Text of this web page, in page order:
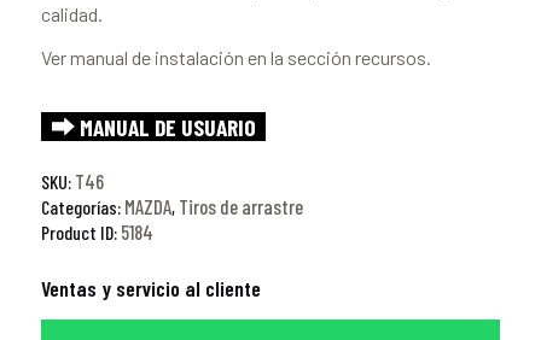
calidad.
Ver manual de instalación en la sección recursos.
⮕ MANUAL DE USUARIO
SKU: T46
Categorías: MAZDA, Tiros de arrastre
Product ID: 5184
Ventas y servicio al cliente